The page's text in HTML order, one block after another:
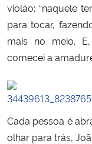
violão: “naquele
para tocar,
mais no meio.
comecei a
Cada pessoa é
olhar para trás,